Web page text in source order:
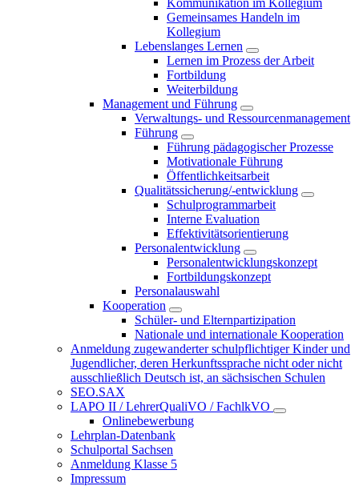
Kommunikation im Kollegium
Gemeinsames Handeln im
Kollegium
Lebenslanges Lernen
Lernen im Prozess der Arbeit
Fortbildung
Weiterbildung
Management und Führung
Verwaltungs- und Ressourcenmanagement
Führung
Führung pädagogischer Prozesse
Motivationale Führung
Öffentlichkeitsarbeit
Qualitätssicherung/-entwicklung
Schulprogrammarbeit
Interne Evaluation
Effektivitätsorientierung
Personalentwicklung
Personalentwicklungskonzept
Fortbildungskonzept
Personalauswahl
Kooperation
Schüler- und Elternpartizipation
Nationale und internationale Kooperation
Anmeldung zugewanderter schulpflichtiger Kinder und
Jugendlicher, deren Herkunftssprache nicht oder nicht
ausschließlich Deutsch ist, an sächsischen Schulen
SEO.SAX
LAPO II / LehrerQualiVO / FachlkVO
Onlinebewerbung
Lehrplan-Datenbank
Schulportal Sachsen
Anmeldung Klasse 5
Impressum